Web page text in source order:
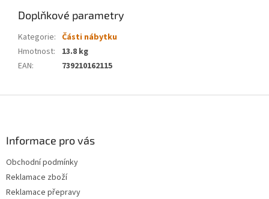
Doplňkové parametry
Kategorie: Části nábytku
Hmotnost:
13.8 kg
EAN: 739210162115
Informace pro vás
Obchodní podmínky
Reklamace zboží
Reklamace přepravy